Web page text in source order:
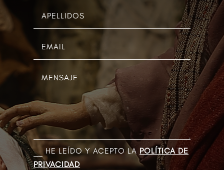
HE LEÍDO Y ACEPTO LA POLÍTICA DE
PRIVACIDAD